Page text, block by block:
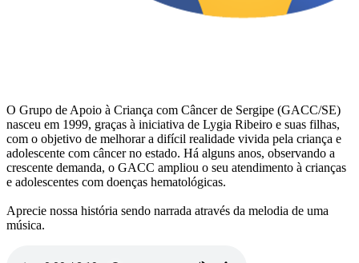
O Grupo de Apoio à Criança com Câncer de Sergipe (GACC/SE)
nasceu em 1999, graças à iniciativa de Lygia Ribeiro e suas filhas,
com o objetivo de melhorar a difícil realidade vivida pela criança e
adolescente com câncer no estado. Há alguns anos, observando a
crescente demanda, o GACC ampliou o seu atendimento à crianças
e adolescentes com doenças hematológicas.
Aprecie nossa história sendo narrada através da melodia de uma
música.